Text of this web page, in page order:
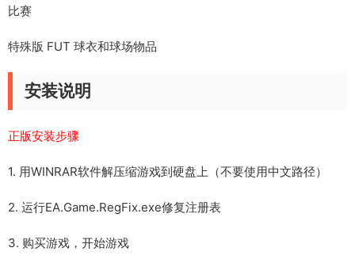
比赛
特殊版 FUT 球衣和球场物品
安装说明
正版安装步骤
1. 用WINRAR软件解压缩游戏到硬盘上（不要使用中文路径）
2. 运行EA.Game.RegFix.exe修复注册表
3. 购买游戏，开始游戏